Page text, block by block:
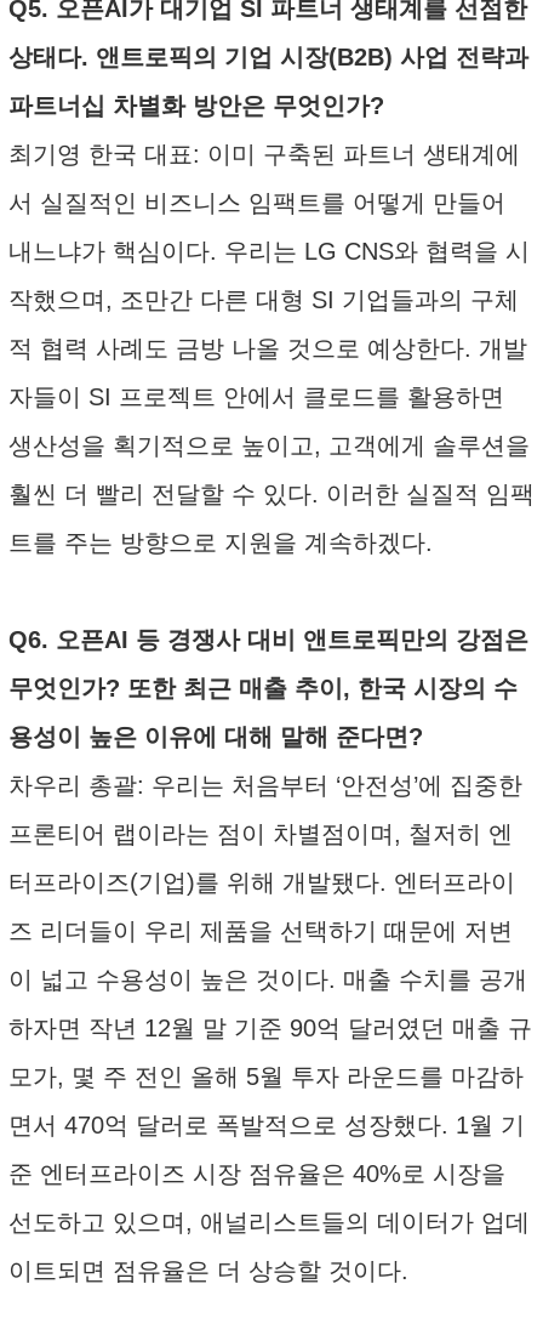
Q5. 오픈AI가 대기업 SI 파트너 생태계를 선점한
상태다. 앤트로픽의 기업 시장(B2B) 사업 전략과
파트너십 차별화 방안은 무엇인가?
최기영 한국 대표: 이미 구축된 파트너 생태계에
서 실질적인 비즈니스 임팩트를 어떻게 만들어
내느냐가 핵심이다. 우리는 LG CNS와 협력을 시
작했으며, 조만간 다른 대형 SI 기업들과의 구체
적 협력 사례도 금방 나올 것으로 예상한다. 개발
자들이 SI 프로젝트 안에서 클로드를 활용하면
생산성을 획기적으로 높이고, 고객에게 솔루션을
훨씬 더 빨리 전달할 수 있다. 이러한 실질적 임팩
트를 주는 방향으로 지원을 계속하겠다.
Q6. 오픈AI 등 경쟁사 대비 앤트로픽만의 강점은
무엇인가? 또한 최근 매출 추이, 한국 시장의 수
용성이 높은 이유에 대해 말해 준다면?
차우리 총괄: 우리는 처음부터 ‘안전성’에 집중한
프론티어 랩이라는 점이 차별점이며, 철저히 엔
터프라이즈(기업)를 위해 개발됐다. 엔터프라이
즈 리더들이 우리 제품을 선택하기 때문에 저변
이 넓고 수용성이 높은 것이다. 매출 수치를 공개
하자면 작년 12월 말 기준 90억 달러였던 매출 규
모가, 몇 주 전인 올해 5월 투자 라운드를 마감하
면서 470억 달러로 폭발적으로 성장했다. 1월 기
준 엔터프라이즈 시장 점유율은 40%로 시장을
선도하고 있으며, 애널리스트들의 데이터가 업데
이트되면 점유율은 더 상승할 것이다.